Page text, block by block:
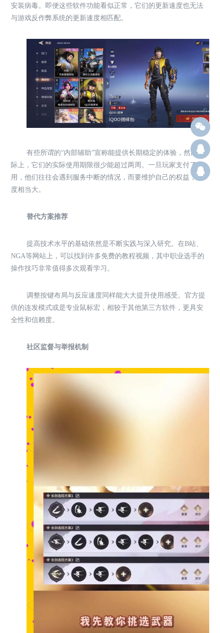
安装病毒。即便这些软件功能看似正常，它们的更新速度也无法
与游戏反作弊系统的更新速度相匹配。
有些所谓的“内部辅助”宣称能提供长期稳定的体验，然而实
际上，它们的实际使用期限很少能超过两周。一旦玩家支付了费
用，他们往往会遇到服务中断的情况，而要维护自己的权益，难
度相当大。
替代方案推荐
提高技术水平的基础依然是不断实践与深入研究。在B站、
NGA等网站上，可以找到许多免费的教程视频，其中职业选手的
操作技巧非常值得多次观看学习。
调整按键布局与反应速度同样能大大提升使用感受。官方提
供的连发模式或是专业鼠标宏，相较于其他第三方软件，更具安
全性和信赖度。
社区监督与举报机制
群